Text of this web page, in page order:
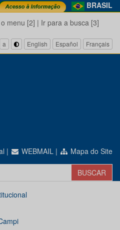
BRASIL
menu [2] | Ir para a busca [3]
a English Español Français
| WEBMAIL | Mapa do Site